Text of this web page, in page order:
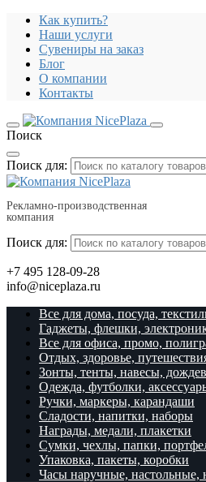
Как купить?
Наши услуги
Сувениры на заказ
Блог
О компании
Контакты
Поиск
Поиск для:
Рекламно-производственная
компания
Поиск для:
+7 495 128-09-28
info@niceplaza.ru
Все для дома, посуда,
Гаджеты, флешки,
Все для офиса, промо,
Отдых, здоровье,
Зонты, тенты, навесы,
Одежда, футболки,
Ручки, маркеры, карандаши
Сладости, напитки, наборы
Награды, медали, плакетки
Сумки, чехлы, папки,
Упаковка, пакеты, коробки
Часы наручные, настольные,